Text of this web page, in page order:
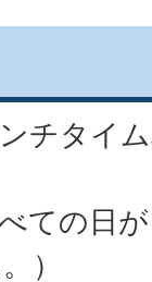
チタイ
べての日
）